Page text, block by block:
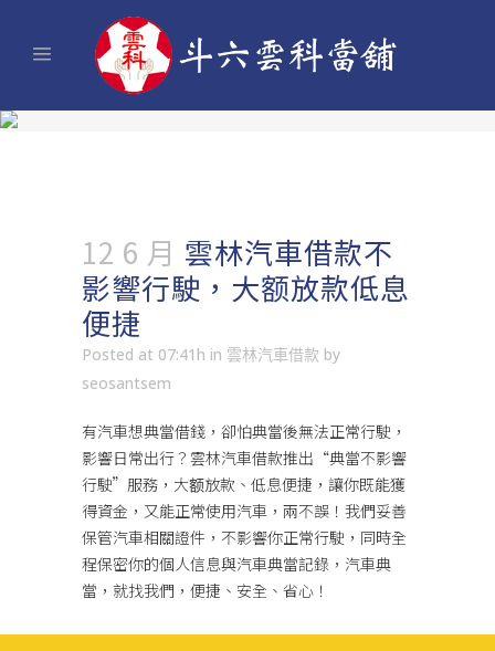
12 6 月 雲林汽車借款不
影響行駛，大额放款低息
便捷
Posted at 07:41h in 雲林汽車借款 by
seosantsem
有汽車想典當借錢，卻怕典當後無法正常行駛，
影響日常出行？ 雲林汽車借款推出“典當不影響
行駛”服務，大额放款、低息便捷，讓你既能獲
得資金，又能正常使用汽車，兩不誤！我們妥善
保管汽車相關證件，不影響你正常行駛，同時全
程保密你的個人信息與汽車典當記錄，汽車典
當，就找我們，便捷、安全、省心！